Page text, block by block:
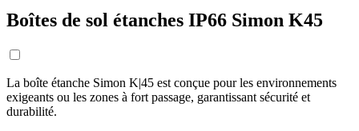
Boîtes de sol étanches IP66 Simon K45
La boîte étanche Simon K|45 est conçue pour les environnements
exigeants ou les zones à fort passage, garantissant sécurité et
durabilité.